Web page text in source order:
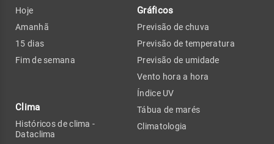
Hoje
Amanhã
15 dias
Fim de semana
Clima
Históricos de clima -
Dataclima
Gráficos
Previsão de chuva
Previsão de temperatura
Previsão de umidade
Vento hora a hora
Índice UV
Tábua de marés
Climatologia